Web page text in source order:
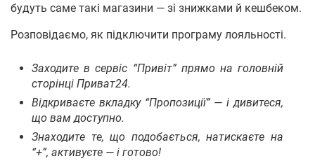
будуть саме такі магазини — зі знижками й кешбеком.
Розповідаємо, як підключити програму лояльності.
Заходите в сервіс “Привіт” прямо на головній
сторінці Приват24.
Відкриваєте вкладку “Пропозиції” — і дивитеся,
що вам доступно.
Знаходите те, що подобається, натискаєте на
“+”, активуєте — і готово!